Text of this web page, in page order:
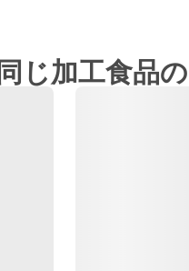
同じ加工食品